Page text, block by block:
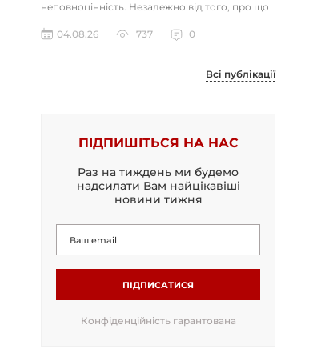
неповноцінність. Незалежно від того, про що
04.08.26
737 0
Всі публікації
ПІДПИШІТЬСЯ НА НАС
Раз на тиждень ми будемо
надсилати Вам найцікавіші
новини тижня
ПІДПИСАТИСЯ
Конфіденційність гарантована